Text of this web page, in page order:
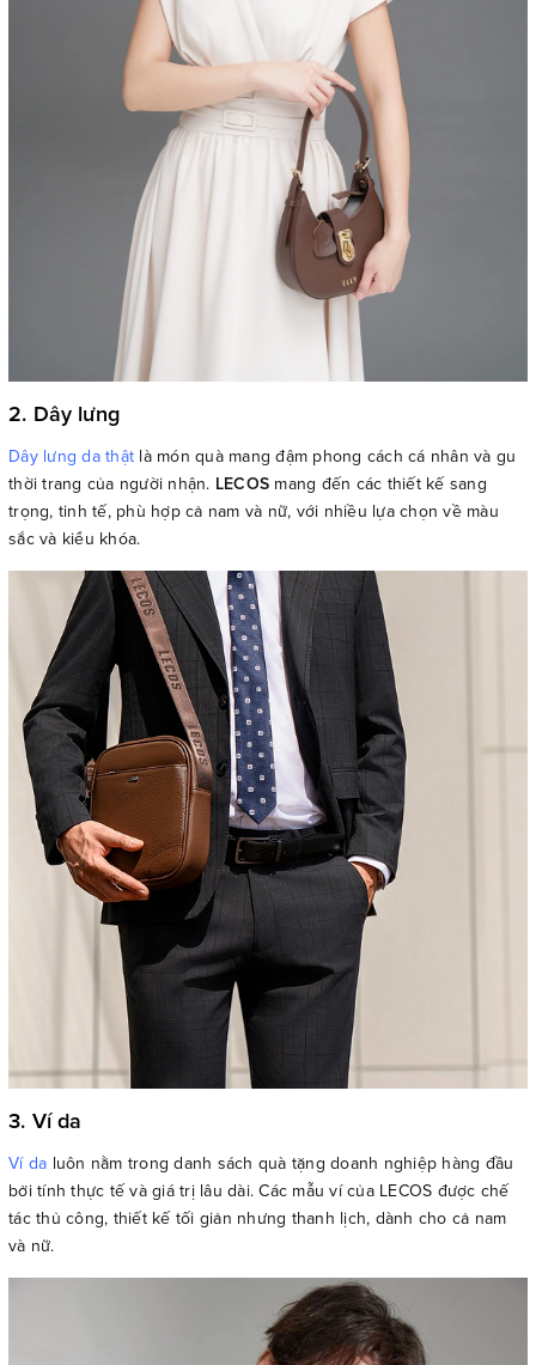
2. Dây lưng
Dây lưng da thật là món quà mang đậm phong cách cá nhân và gu
thời trang của người nhận. LECOS mang đến các thiết kế sang
trọng, tinh tế, phù hợp cả nam và nữ, với nhiều lựa chọn về màu
sắc và kiểu khóa.
3. Ví da
Ví da luôn nằm trong danh sách quà tặng doanh nghiệp hàng đầu
bởi tính thực tế và giá trị lâu dài. Các mẫu ví của LECOS được chế
tác thủ công, thiết kế tối giản nhưng thanh lịch, dành cho cả nam
và nữ.